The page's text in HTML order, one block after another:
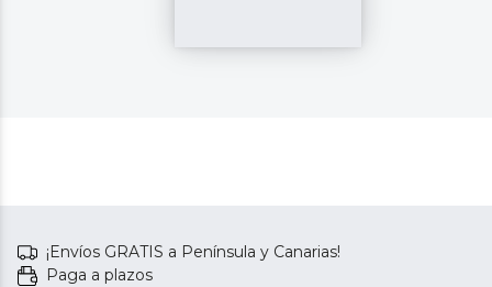
¡Envíos GRATIS a Península y Canarias!
Paga a plazos